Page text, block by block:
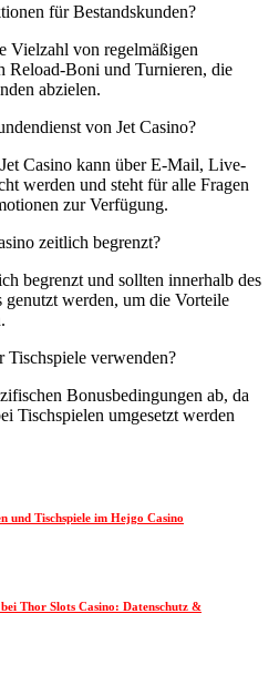
für Bestandskunden?
Vielzahl von regelmäßigen
Reload-Boni und Turnieren, die
abzielen.
von Jet Casino?
Casino kann über E-Mail, Live-
werden und steht für alle Fragen
zur Verfügung.
zeitlich begrenzt?
begrenzt und sollten innerhalb des
genutzt werden, um die Vorteile
verwenden?
Bonusbedingungen ab, da
Tischspielen umgesetzt werden
und Tischspiele im Hejgo Casino
Thor Slots Casino: Datenschutz &